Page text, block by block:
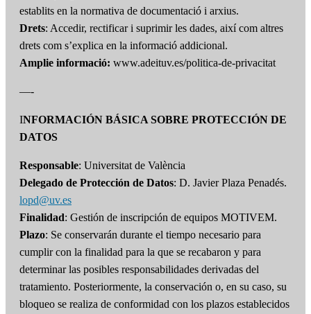
establits en la normativa de documentació i arxius.
Drets: Accedir, rectificar i suprimir les dades, així com altres
drets com s’explica en la informació addicional.
Amplie informació: www.adeituv.es/politica-de-privacitat
—-
INFORMACIÓN BÁSICA SOBRE PROTECCIÓN DE
DATOS
Responsable: Universitat de València
Delegado de Protección de Datos: D. Javier Plaza Penadés.
lopd@uv.es
Finalidad: Gestión de inscripción de equipos MOTIVEM.
Plazo: Se conservarán durante el tiempo necesario para
cumplir con la finalidad para la que se recabaron y para
determinar las posibles responsabilidades derivadas del
tratamiento. Posteriormente, la conservación o, en su caso, su
bloqueo se realiza de conformidad con los plazos establecidos